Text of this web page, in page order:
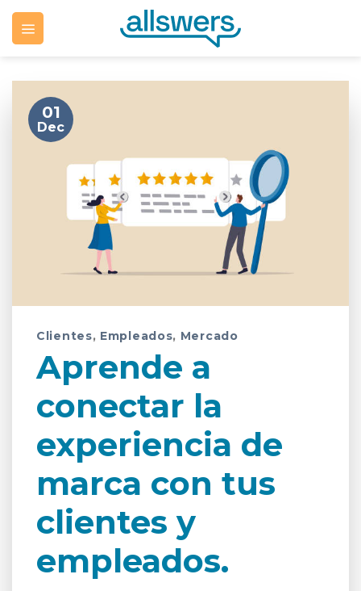
Skip
01
Dec
Clientes, Empleados, Mercado
Aprende a
conectar la
experiencia de
marca con tus
clientes y
empleados.